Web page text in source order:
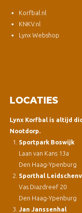
Korfbal.nl
KNKV.nl
Lynx Webshop
LOCATIES
Lynx Korfbal is altijd
Nootdorp.
Sportpark Boswijk
Laan van Kans 13a
Den Haag-Ypenburg
Sporthal
Vas Diazdreef 20
Den Haag-Ypenburg
Jan Janssenhal